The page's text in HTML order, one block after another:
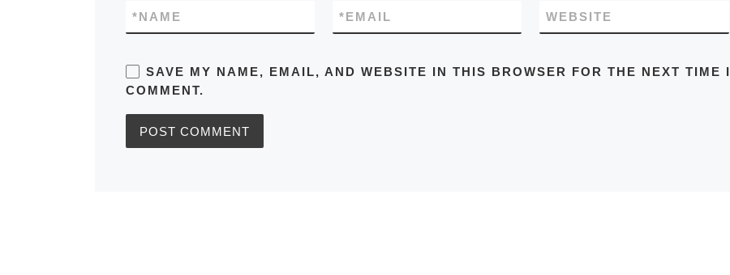
NAME
* EMAIL
* WEBSITE
SAVE MY NAME, EMAIL, AND WEBSITE IN THIS BROWSER FOR THE NEXT TIME I
COMMENT.